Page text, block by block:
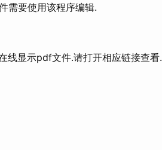
需要使用该程序编辑.
显示pdf文件.请打开相应链接查看.